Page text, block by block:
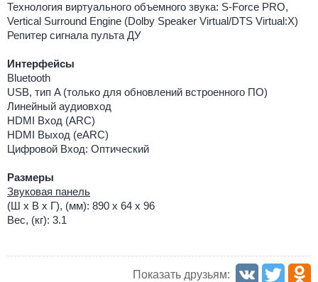
Технология виртуального объемного звука: S-Force PRO,
Vertical Surround Engine (Dolby Speaker Virtual/DTS Virtual:X)
Репитер сигнала пульта ДУ
Интерфейсы
Bluetooth
USB, тип A (только для обновлений встроенного ПО)
Линейный аудиовход
HDMI Вход (ARC)
HDMI Выход (eARC)
Цифровой Вход: Оптический
Размеры
Звуковая панель
(Ш x В x Г), (мм): 890 x 64 x 96
Вес, (кг): 3.1
Показать друзьям: